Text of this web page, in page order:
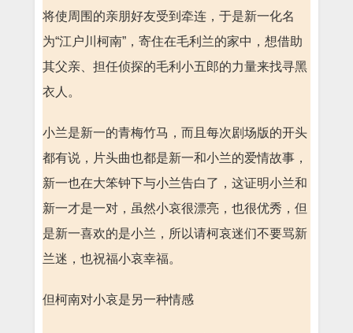
将使周围的亲朋好友受到牵连，于是新一化名
为“江户川柯南”，寄住在毛利兰的家中，想借助
其父亲、担任侦探的毛利小五郎的力量来找寻黑
衣人。
小兰是新一的青梅竹马，而且每次剧场版的开头
都有说，片头曲也都是新一和小兰的爱情故事，
新一也在大笨钟下与小兰告白了，这证明小兰和
新一才是一对，虽然小哀很漂亮，也很优秀，但
是新一喜欢的是小兰，所以请柯哀迷们不要骂新
兰迷，也祝福小哀幸福。
但柯南对小哀是另一种情感